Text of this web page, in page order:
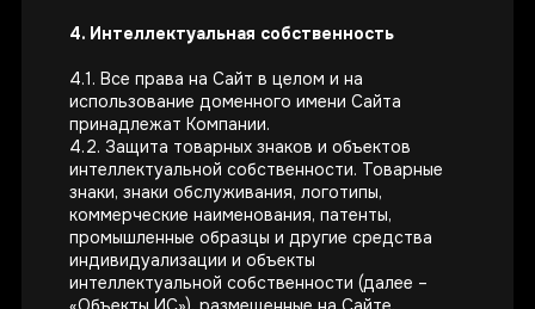
4. Интеллектуальная собственность
4.1. Все права на Сайт в целом и на
использование доменного имени Сайта
принадлежат Компании.
4.2. Защита товарных знаков и объектов
интеллектуальной собственности. Товарные
знаки, знаки обслуживания, логотипы,
коммерческие наименования, патенты,
промышленные образцы и другие средства
индивидуализации и объекты
интеллектуальной собственности (далее –